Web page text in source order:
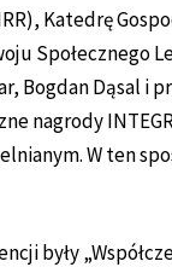
Katedrę
Społecznego
Bogdan Dąsal i
nagrody
W ten
były